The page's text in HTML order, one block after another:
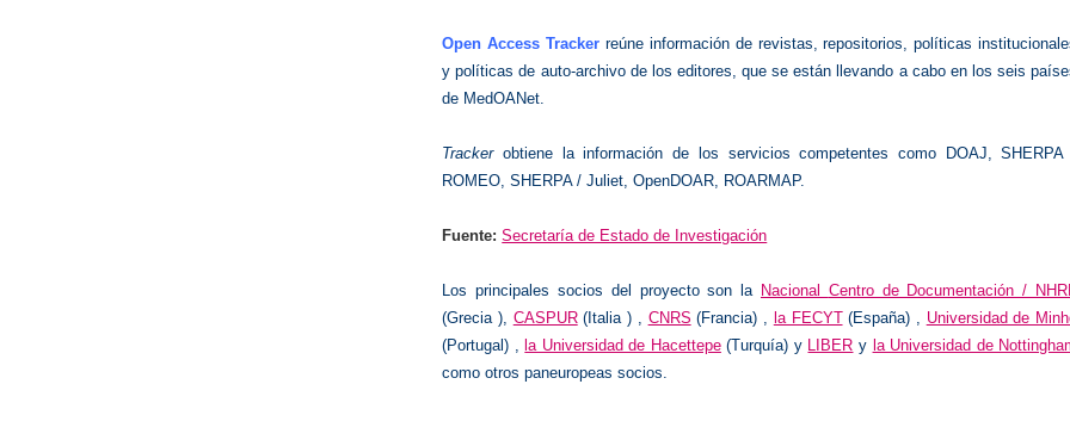
Open Access Tracker reúne información de revistas, repositorios, políticas
y políticas de auto-archivo de los editores, que se están llevando a cabo en los seis
de MedOANet.
Trackerobtiene la información de los servicios competentes como DOAJ,
ROMEO, SHERPA / Juliet, OpenDOAR, ROARMAP.
Fuente: Secretaría de Estado de Investigación
Los principales socios del proyecto son la Nacional Centro de Documentación /
(Grecia ), CASPUR(Italia ) , CNRS (Francia) , la FECYT(España) , Universidad de
(Portugal) , la Universidad de Hacettepe(Turquía) y LIBER y la Universidad de
como otros paneuropeas socios.